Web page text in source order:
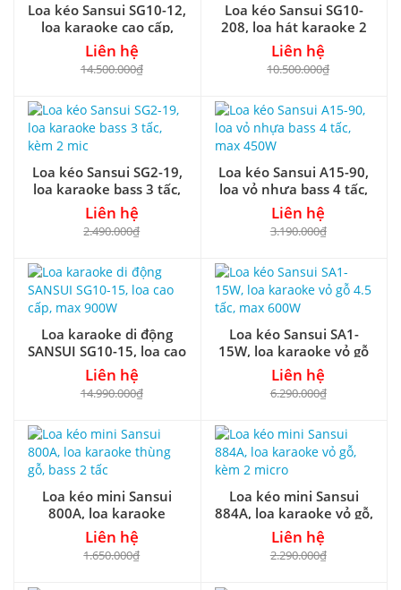
Loa kéo Sansui SG10-12,
loa karaoke cao cấp,
bass 3 tấc
Liên hệ
14.500.000₫
Loa kéo Sansui SG10-
208, loa hát karaoke 2
bass 2.5 tấc
Liên hệ
10.500.000₫
Loa kéo Sansui SG2-19,
loa karaoke bass 3 tấc,
kèm 2 mic
Liên hệ
2.490.000₫
Loa kéo Sansui A15-90,
loa vỏ nhựa bass 4 tấc,
max 450W
Liên hệ
3.190.000₫
Loa karaoke di động
SANSUI SG10-15, loa cao
cấp, max 900W
Liên hệ
14.990.000₫
Loa kéo Sansui SA1-
15W, loa karaoke vỏ gỗ
4.5 tấc, max 600W
Liên hệ
6.290.000₫
Loa kéo mini Sansui
800A, loa karaoke
thùng gỗ, bass 2 tấc
Liên hệ
1.650.000₫
Loa kéo mini Sansui
884A, loa karaoke vỏ gỗ,
kèm 2 micro
Liên hệ
2.290.000₫